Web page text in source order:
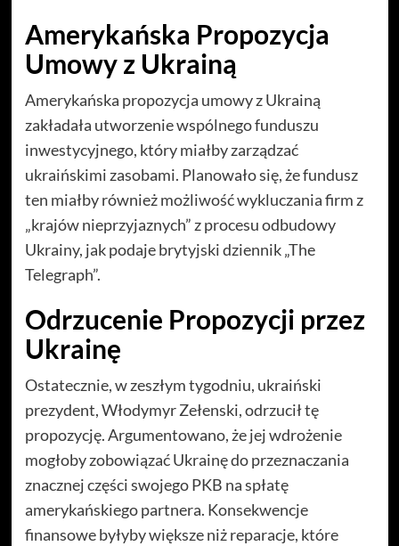
Amerykańska Propozycja
Umowy z Ukrainą
Amerykańska propozycja umowy z Ukrainą
zakładała utworzenie wspólnego funduszu
inwestycyjnego, który miałby zarządzać
ukraińskimi zasobami. Planowało się, że fundusz
ten miałby również możliwość wykluczania firm z
„krajów nieprzyjaznych” z procesu odbudowy
Ukrainy, jak podaje brytyjski dziennik „The
Telegraph”.
Odrzucenie Propozycji przez
Ukrainę
Ostatecznie, w zeszłym tygodniu, ukraiński
prezydent, Włodymyr Zełenski, odrzucił tę
propozycję. Argumentowano, że jej wdrożenie
mogłoby zobowiązać Ukrainę do przeznaczania
znacznej części swojego PKB na spłatę
amerykańskiego partnera. Konsekwencje
finansowe byłyby większe niż reparacje, które